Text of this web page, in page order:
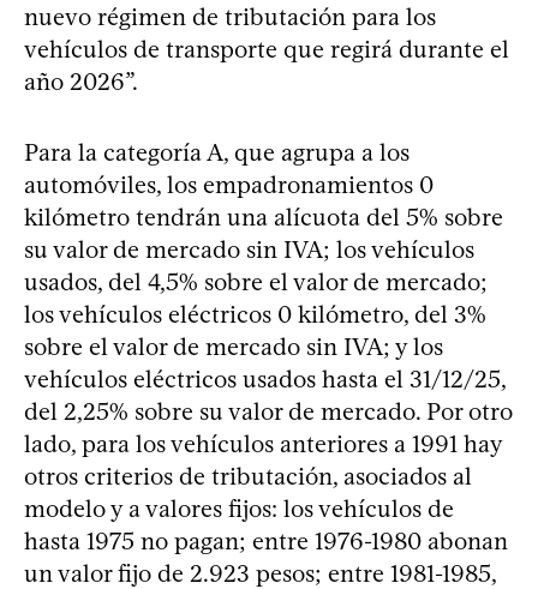
nuevo régimen de tributación para los
vehículos de transporte que regirá durante el
año 2026”.
Para la categoría A, que agrupa a los
automóviles, los empadronamientos 0
kilómetro tendrán una alícuota del 5% sobre
su valor de mercado sin IVA; los vehículos
usados, del 4,5% sobre el valor de mercado;
los vehículos eléctricos 0 kilómetro, del 3%
sobre el valor de mercado sin IVA; y los
vehículos eléctricos usados hasta el 31/12/25,
del 2,25% sobre su valor de mercado. Por otro
lado, para los vehículos anteriores a 1991 hay
otros criterios de tributación, asociados al
modelo y a valores fijos: los vehículos de
hasta 1975 no pagan; entre 1976-1980 abonan
un valor fijo de 2.923 pesos; entre 1981-1985,